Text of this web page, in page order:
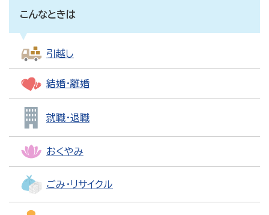
こんなときは
引越し
結婚・離婚
就職・退職
おくやみ
ごみ・リサイクル